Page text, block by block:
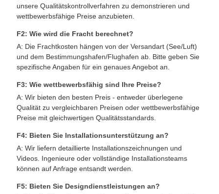
unsere Qualitätskontrollverfahren zu demonstrieren und
wettbewerbsfähige Preise anzubieten.
F2: Wie wird die Fracht berechnet?
A: Die Frachtkosten hängen von der Versandart (See/Luft)
und dem Bestimmungshafen/Flughafen ab. Bitte geben Sie
spezifische Angaben für ein genaues Angebot an.
F3: Wie wettbewerbsfähig sind Ihre Preise?
A: Wir bieten den besten Preis - entweder überlegene
Qualität zu vergleichbaren Preisen oder wettbewerbsfähige
Preise mit gleichwertigen Qualitätsstandards.
F4: Bieten Sie Installationsunterstützung an?
A: Wir liefern detaillierte Installationszeichnungen und
Videos. Ingenieure oder vollständige Installationsteams
können auf Anfrage entsandt werden.
F5: Bieten Sie Designdienstleistungen an?